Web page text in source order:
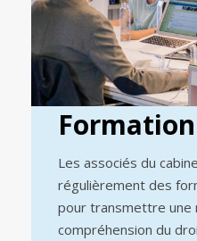
Formation
Les associés du
régulièrement des
pour transmettre une
compréhension du